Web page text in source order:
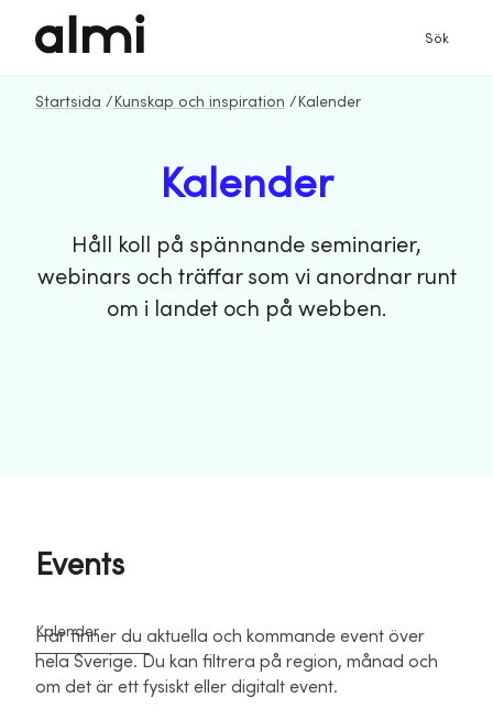
Sök
Startsida / Kunskap och inspiration / Kalender
Kalender
Håll koll på spännande seminarier,
webinars och träffar som vi anordnar runt
om i landet och på webben.
Events
Kalender
Här finner du aktuella och kommande event över
hela Sverige. Du kan filtrera på region, månad och
om det är ett fysiskt eller digitalt event.